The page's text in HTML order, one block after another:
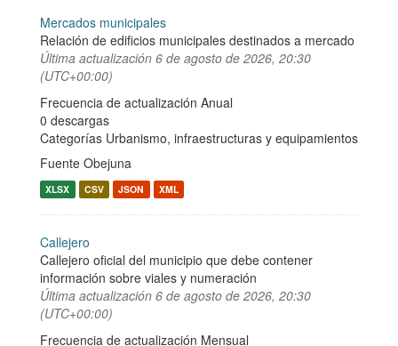
Mercados municipales
Relación de edificios municipales destinados a mercado
Última actualización 6 de agosto de 2026, 20:30
(UTC+00:00)
Frecuencia de actualización Anual
0 descargas
Categorías Urbanismo, infraestructuras y equipamientos
Fuente Obejuna
XLSX CSV JSON XML
Callejero
Callejero oficial del municipio que debe contener
información sobre viales y numeración
Última actualización 6 de agosto de 2026, 20:30
(UTC+00:00)
Frecuencia de actualización Mensual